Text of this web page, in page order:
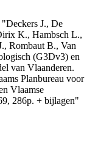
J., De
K., Hambsch L.,
Rombaut B., Van
(G3Dv3) en
van Vlaanderen.
Planbureau voor
Vlaamse
286p. + bijlagen"